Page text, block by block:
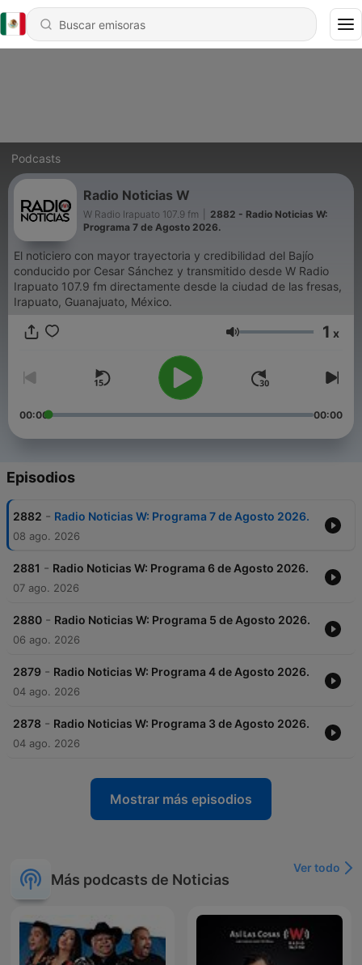
Podcasts
Radio Noticias W
W Radio Irapuato 107.9 fm
2882 - Radio Noticias W:
Programa 7 de Agosto 2026.
El noticiero con mayor trayectoria y credibilidad del Bajío
conducido por Cesar Sánchez y transmitido desde W Radio
Irapuato 107.9 fm directamente desde la ciudad de las fresas,
Irapuato, Guanajuato, México.
Volumen 1 x
00:00 00:00
Episodios
2882 - Radio Noticias W: Programa 7 de Agosto 2026.
08 ago. 2026
2881 - Radio Noticias W: Programa 6 de Agosto 2026.
07 ago. 2026
2880 - Radio Noticias W: Programa 5 de Agosto 2026.
06 ago. 2026
2879 - Radio Noticias W: Programa 4 de Agosto 2026.
04 ago. 2026
2878 - Radio Noticias W: Programa 3 de Agosto 2026.
04 ago. 2026
Mostrar más episodios
Más podcasts de Noticias
Ver todo